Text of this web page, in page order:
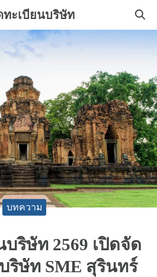
ทะเบียนบริษัท
บทความ
ริษัท 2569 เปิดจัด
ริษัท SME สุรินทร์